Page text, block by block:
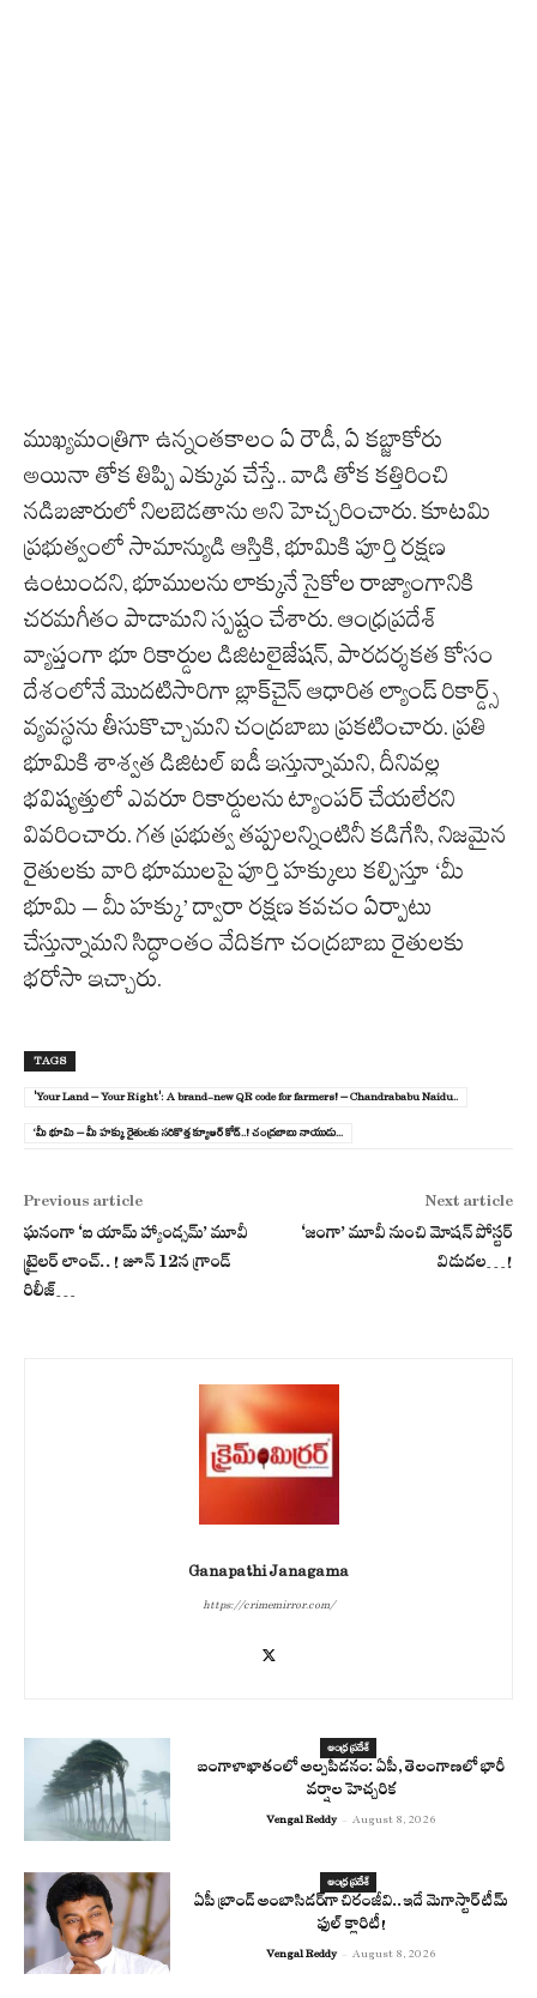
ముఖ్యమంత్రిగా ఉన్నంతకాలం ఏ రౌడీ, ఏ కబ్జాకోరు
అయినా తోక తిప్పి ఎక్కువ చేస్తే.. వాడి తోక కత్తిరించి
నడిబజారులో నిలబెడతాను అని హెచ్చరించారు. కూటమి
ప్రభుత్వంలో సామాన్యుడి ఆస్తికి, భూమికి పూర్తి రక్షణ
ఉంటుందని, భూములను లాక్కునే సైకోల రాజ్యాంగానికి
చరమగీతం పాడామని స్పష్టం చేశారు. ఆంధ్రప్రదేశ్
వ్యాప్తంగా భూ రికార్డుల డిజిటలైజేషన్, పారదర్శకత కోసం
దేశంలోనే మొదటిసారిగా బ్లాక్‌చైన్ ఆధారిత ల్యాండ్ రికార్డ్స్
వ్యవస్థను తీసుకొచ్చామని చంద్రబాబు ప్రకటించారు. ప్రతి
భూమికి శాశ్వత డిజిటల్ ఐడీ ఇస్తున్నామని, దీనివల్ల
భవిష్యత్తులో ఎవరూ రికార్డులను ట్యాంపర్ చేయలేరని
వివరించారు. గత ప్రభుత్వ తప్పులన్నింటినీ కడిగేసి, నిజమైన
రైతులకు వారి భూములపై పూర్తి హక్కులు కల్పిస్తూ ‘మీ
భూమి – మీ హక్కు’ ద్వారా రక్షణ కవచం ఏర్పాటు
చేస్తున్నామని సిద్ధాంతం వేదికగా చంద్రబాబు రైతులకు
భరోసా ఇచ్చారు.
TAGS
'Your Land – Your Right': A brand-new QR code for farmers! – Chandrababu Naidu..
‘మీ భూమి – మీ హక్కు రైతులకు సరికొత్త క్యూఆర్ కోడ్..! చంద్ర‌బాబు నాయుడు...
Previous article
ఘనంగా ‘ఐ యామ్ హ్యాండ్సమ్’ మూవీ
ట్రైలర్ లాంచ్..! జూన్ 12న గ్రాండ్
రిలీజ్‌…
Next article
‘జంగా’ మూవీ నుంచి మోషన్ పోస్టర్
విడుదల…!
Ganapathi Janagama
https://crimemirror.com/
ఆంధ్ర ప్రదేశ్
బంగాళాఖాతంలో అల్పపీడనం: ఏపీ, తెలంగాణలో భారీ
వర్షాల హెచ్చరిక
Vengal Reddy - August 8, 2026
ఆంధ్ర ప్రదేశ్
ఏపీ బ్రాండ్ అంబాసిడర్‌గా చిరంజీవి..ఇదే మెగాస్టార్ టీమ్
ఫుల్ క్లారిటీ!
Vengal Reddy - August 8, 2026